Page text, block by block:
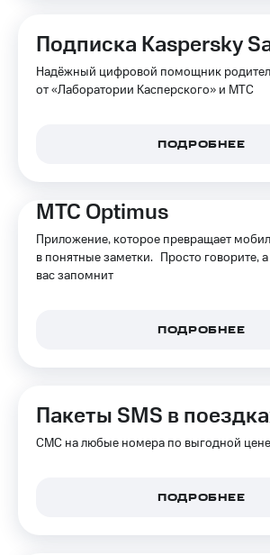
Подписка Kaspersky
Надёжный цифровой помощник
от «Лаборатории Касперского» и МТС
ПОДРОБНЕЕ
МТС Optimus
Приложение, которое превращает
в понятные заметки. Просто говорите,
вас запомнит
ПОДРОБНЕЕ
Пакеты SMS в
СМС на любые номера по выгодной цене
ПОДРОБНЕЕ